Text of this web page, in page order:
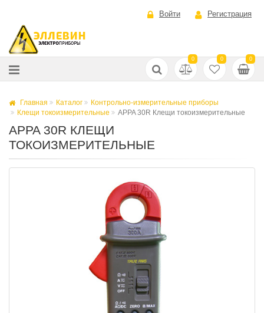
Войти Регистрация
0 0 0
Главная Каталог
Контрольно-измерительные приборы
Клещи токоизмерительные
APPA 30R Клещи токоизмерительные
APPA 30R КЛЕЩИ
ТОКОИЗМЕРИТЕЛЬНЫЕ